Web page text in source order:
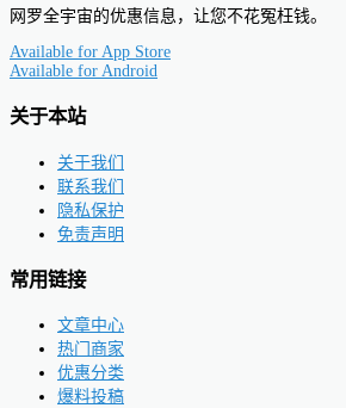
网罗全宇宙的优惠信息，让您不花冤枉钱。
Available for App Store
Available for Android
关于本站
关于我们
联系我们
隐私保护
免责声明
常用链接
文章中心
热门商家
优惠分类
爆料投稿